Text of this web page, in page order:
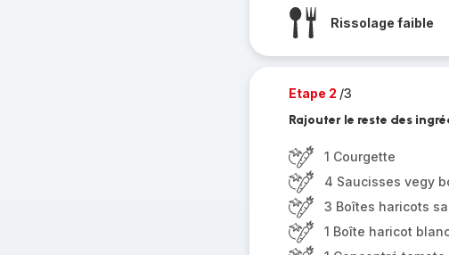
Rissolage faible
Etape 2 /3
Rajouter le reste des
1 Courgette
4 Saucisses vegy
3 Boîtes haricots
1 Boîte haricot